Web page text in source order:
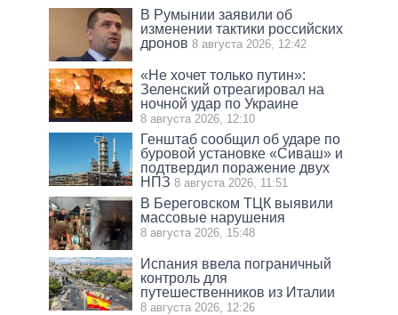
В Румынии заявили об
изменении тактики российских
дронов 8 августа 2026, 12:42
«Не хочет только путин»:
Зеленский отреагировал на
ночной удар по Украине
8 августа 2026, 12:10
Генштаб сообщил об ударе по
буровой установке «Сиваш» и
подтвердил поражение двух
НПЗ 8 августа 2026, 11:51
В Береговском ТЦК выявили
массовые нарушения
8 августа 2026, 15:48
Испания ввела пограничный
контроль для
путешественников из Италии
8 августа 2026, 12:26